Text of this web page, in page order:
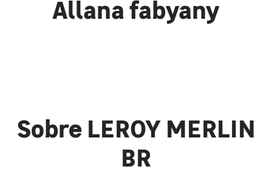
Allana fabyany
Sobre LEROY MERLIN
BR